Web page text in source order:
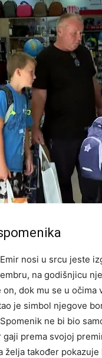
nosi u srcu jeste
na godišnjicu
on, dok mu se u
je simbol njegove
ne bi bio
prema svojoj
želja također